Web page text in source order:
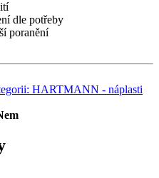
dle potřeby
poranění
HARTMANN - náplasti